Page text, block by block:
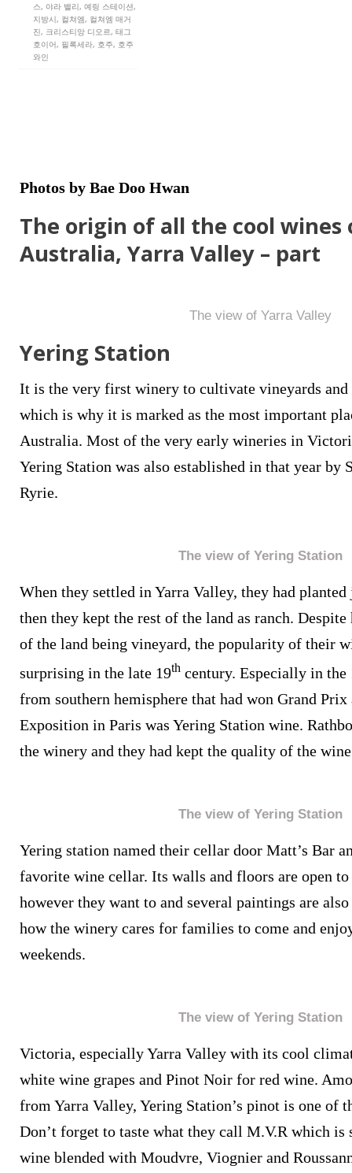
스, 야라 밸리, 예링 스테이션,
지방시, 컬쳐엠, 컬쳐엠 매거
진, 크리스티앙 디오르, 태그
호이어, 필록세라, 호주, 호주
와인
Photos by Bae Doo Hwan
The origin of all the cool wines
Australia, Yarra Valley – part
The view of Yarra Valley
Yering Station
It is the very first winery to cultivate vineyards
which is why it is marked as the most important
Australia. Most of the very early wineries in
Yering Station was also established in that year by
Ryrie.
The view of Yering Station
When they settled in Yarra Valley, they had
then they kept the rest of the land as ranch.
of the land being vineyard, the popularity of their
surprising in the late 19th century. Especially in
from southern hemisphere that had won Grand
Exposition in Paris was Yering Station wine.
the winery and they had kept the quality of the
The view of Yering Station
Yering station named their cellar door Matt’s Bar
favorite wine cellar. Its walls and floors are open
however they want to and several paintings are
how the winery cares for families to come and
weekends.
The view of Yering Station
Victoria, especially Yarra Valley with its cool
white wine grapes and Pinot Noir for red wine.
from Yarra Valley, Yering Station’s pinot is one of
Don’t forget to taste what they call M.V.R which
wine blended with Moudvre, Viognier and